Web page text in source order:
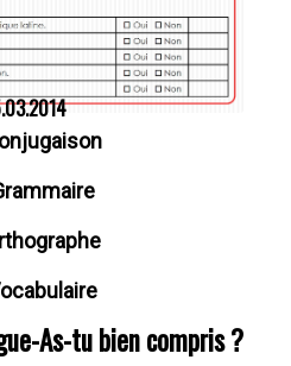
As-tu bien compris ?